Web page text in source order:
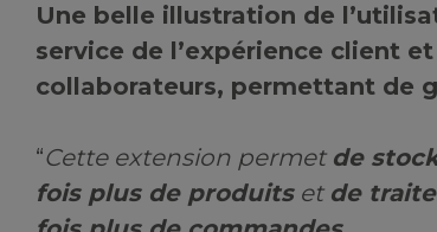
Une belle illustration de
service de l’expérience client
collaborateurs, permettant de
“Cette extension permet de
fois plus de produitset de